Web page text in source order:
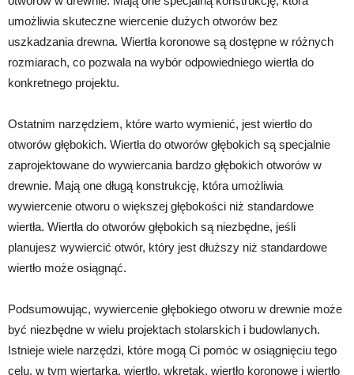
umożliwia skuteczne wiercenie dużych otworów bez
uszkadzania drewna. Wiertła koronowe są dostępne w różnych
rozmiarach, co pozwala na wybór odpowiedniego wiertła do
konkretnego projektu.
Ostatnim narzędziem, które warto wymienić, jest wiertło do
otworów głębokich. Wiertła do otworów głębokich są specjalnie
zaprojektowane do wywiercania bardzo głębokich otworów w
drewnie. Mają one długą konstrukcję, która umożliwia
wywiercenie otworu o większej głębokości niż standardowe
wiertła. Wiertła do otworów głębokich są niezbędne, jeśli
planujesz wywiercić otwór, który jest dłuższy niż standardowe
wiertło może osiągnąć.
Podsumowując, wywiercenie głębokiego otworu w drewnie może
być niezbędne w wielu projektach stolarskich i budowlanych.
Istnieje wiele narzędzi, które mogą Ci pomóc w osiągnięciu tego
celu, w tym wiertarka, wiertło, wkrętak, wiertło koronowe i wiertło